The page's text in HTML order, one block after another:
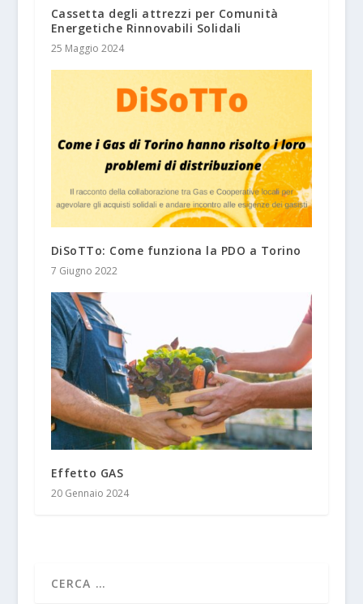
Cassetta degli attrezzi per Comunità
Energetiche Rinnovabili Solidali
25 Maggio 2024
DiSoTTo: Come funziona la PDO a Torino
7 Giugno 2022
Effetto GAS
20 Gennaio 2024